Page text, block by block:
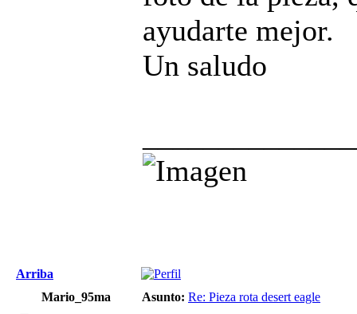
ayudarte mejor.
Un saludo
Arriba
Mario_95ma
Asunto: Re: Pieza rota desert eagle